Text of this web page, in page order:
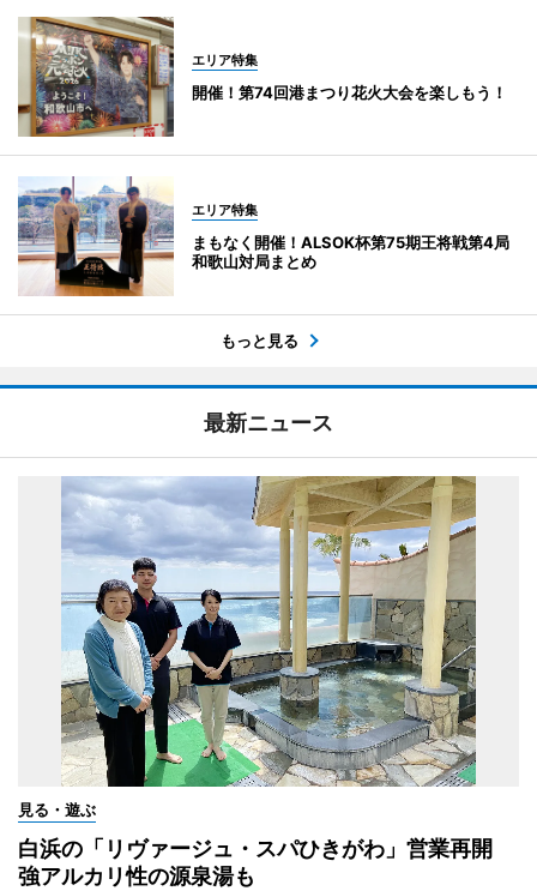
エリア特集
開催！第74回港まつり花火大会を楽しもう！
エリア特集
まもなく開催！ALSOK杯第75期王将戦第4局
和歌山対局まとめ
もっと見る
最新ニュース
見る・遊ぶ
白浜の「リヴァージュ・スパひきがわ」営業再開
強アルカリ性の源泉湯も